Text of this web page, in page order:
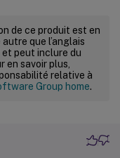
de ce produit est en
que l’anglais
peut inclure du
savoir plus,
relative à
Group home.